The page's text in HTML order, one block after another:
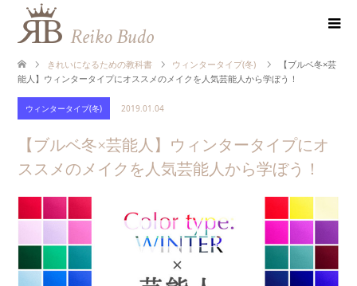
きれいになるための教科書 ウィンタータイプ(冬)
【ブルベ冬×芸
能人】ウィンタータイプにオススメのメイクを人気芸能人から学ぼう！
ウィンタータイプ(冬) 2019.01.04
【ブルベ冬×芸能人】ウィンタータイプにオ
ススメのメイクを人気芸能人から学ぼう！